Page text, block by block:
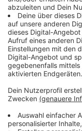
Auktion: Holt euch